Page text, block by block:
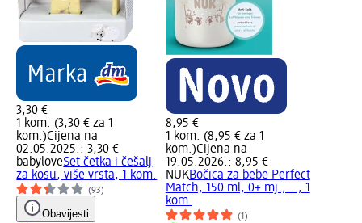
3,30 €
1 kom. (3,30 € za 1
kom.)Cijena na
02.05.2025.: 3,30 €
babyloveSet četka i češalj
za kosu, više vrsta, 1 kom.
(93)
Obavijesti
8,95 €
1 kom. (8,95 € za 1
kom.)Cijena na
19.05.2026.: 8,95 €
NUKBočica za bebe Perfect
Match, 150 ml, 0+ mj.,..., 1
kom.
(1)